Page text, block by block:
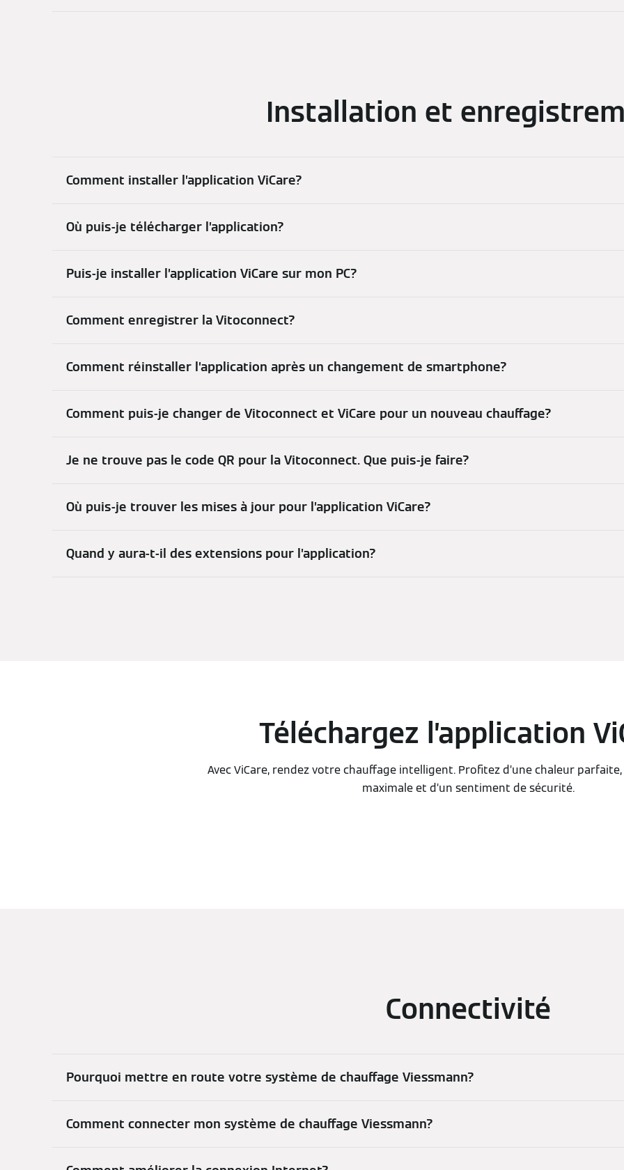
Installation et
Comment installer l’application ViCare?
Où puis-je télécharger l’application?
Puis-je installer l’application ViCare sur mon PC?
Comment enregistrer la Vitoconnect?
Comment réinstaller l’application après un changement de smartphone?
Comment puis-je changer de Vitoconnect et ViCare pour un nouveau chauffage?
Je ne trouve pas le code QR pour la Vitoconnect. Que puis-je faire?
Où puis-je trouver les mises à jour pour l’application ViCare?
Quand y aura-t-il des extensions pour l’application?
Téléchargez l’application
Avec ViCare, rendez votre chauffage intelligent. Profitez d’une chaleur
maximale et d’un sentiment de sécurité.
Connectivité
Pourquoi mettre en route votre système de chauffage Viessmann?
Comment connecter mon système de chauffage Viessmann?